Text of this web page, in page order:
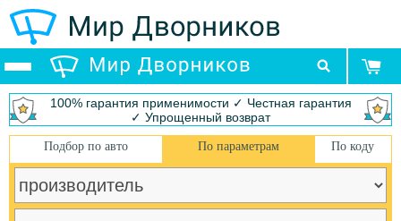
100% гарантия применимости ✓ Честная гарантия
✓ Упрощенный возврат
Подбор по авто По параметрам По коду